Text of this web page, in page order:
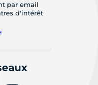
par email
d'intérêt